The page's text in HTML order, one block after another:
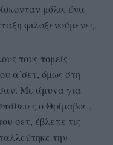
μόλις ένα
φιλοξενούμενες.
τους τομείς
α΄σετ, όμως στη
Με άμυνα για
ο Θρίμαβος ,
σετ, έβλεπε τις
την